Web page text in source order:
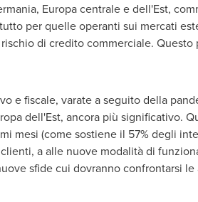
Europa centrale e dell'Est,
per quelle operanti sui mercati
di credito commerciale.
e fiscale, varate a seguito della
dell'Est, ancora più significativo.
mesi (come sostiene il 57% degli
a alle nuove modalità di
sfide cui dovranno confrontarsi